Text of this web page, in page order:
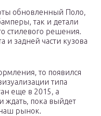
обновленный Поло,
так и детали
стилевого решения.
и задней части кузова
то появился
типа
еще в 2015, а
ждать, пока выйдет
рынок.